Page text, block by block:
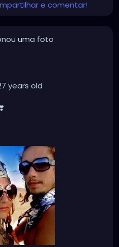
e comentar!
uma foto
years old